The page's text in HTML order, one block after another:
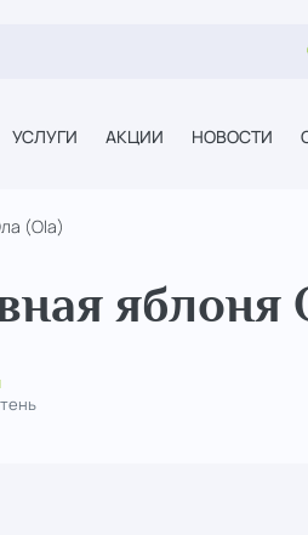
УСЛУГИ АКЦИИ НОВОСТИ
(Ola)
яблоня